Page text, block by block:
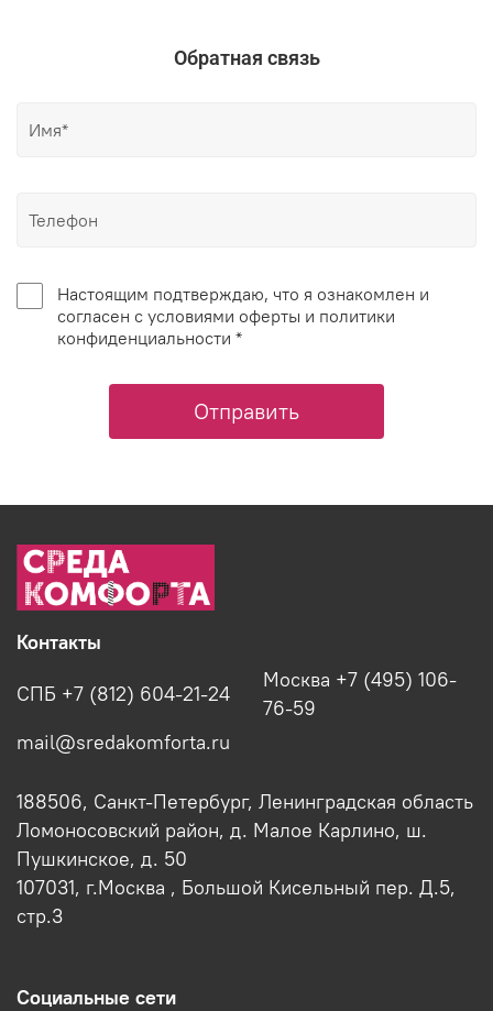
Обратная связь
Настоящим подтверждаю, что я ознакомлен и
согласен с условиями оферты и политики
конфиденциальности *
Отправить
Контакты
СПБ +7 (812) 604-21-24
Москва +7 (495) 106-
76-59
mail@sredakomforta.ru
188506, Санкт-Петербург, Ленинградская область
Ломоносовский район, д. Малое Карлино, ш.
Пушкинское, д. 50
107031, г.Москва , Большой Кисельный пер. Д.5,
стр.3
Социальные сети